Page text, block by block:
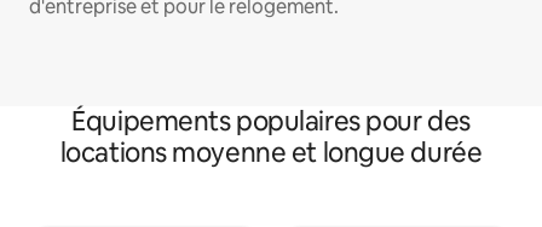
d'entreprise et pour le relogement.
Équipements populaires pour des
locations moyenne et longue durée